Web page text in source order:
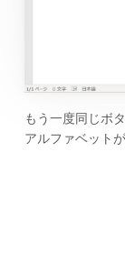
もう一度同じボ
アルファベット